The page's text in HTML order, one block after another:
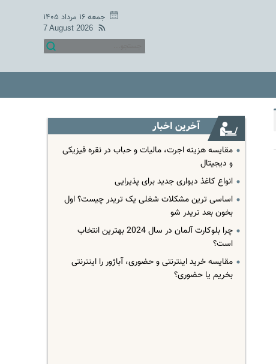
جمعه ۱۶ مرداد ۱۴۰۵
7 August 2026
آخرین اخبار
مقایسه هزینه اجرت، مالیات و حباب در نقره فیزیکی
و دیجیتال
انواع کاغذ دیواری جدید برای پذیرایی
اساسی ترین مشکلات شغلی یک تریدر چیست؟ اول
بخون بعد تریدر شو
چرا بلوکارت آلمان در سال 2024 بهترین انتخاب
است؟
مقایسه خرید اینترنتی و حضوری، آباژور را اینترنتی
بخریم یا حضوری؟